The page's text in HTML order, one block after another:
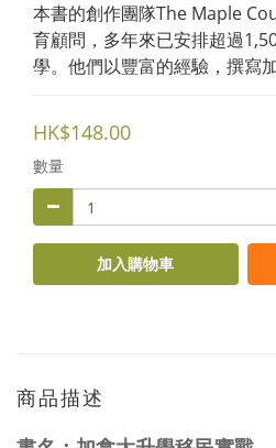
本書的創作團隊The Maple
育顧問，多年來已安排超過
學。他們以豐富的經驗，撰寫
HK$148.00
數量
加入購物車
商品描述